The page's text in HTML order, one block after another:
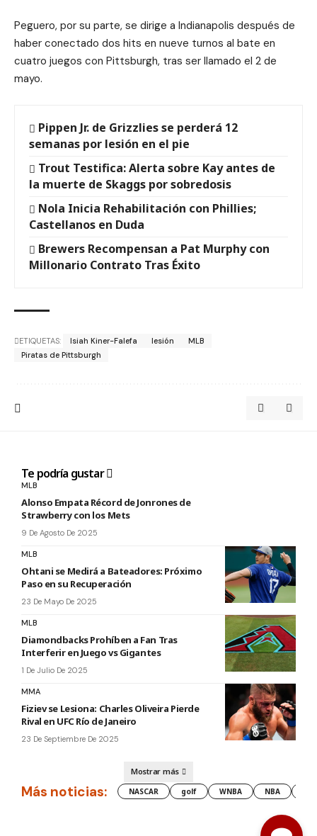
Peguero, por su parte, se dirige a Indianapolis después de
haber conectado dos hits en nueve turnos al bate en
cuatro juegos con Pittsburgh, tras ser llamado el 2 de
mayo.
Pippen Jr. de Grizzlies se perderá 12
semanas por lesión en el pie
Trout Testifica: Alerta sobre Kay antes de
la muerte de Skaggs por sobredosis
Nola Inicia Rehabilitación con Phillies;
Castellanos en Duda
Brewers Recompensan a Pat Murphy con
Millonario Contrato Tras Éxito
ETIQUETAS: Isiah Kiner-Falefa lesión
MLB
Piratas de Pittsburgh
Te podría gustar
MLB
Alonso Empata Récord de Jonrones de
Strawberry con los Mets
9 De Agosto De 2025
MLB
Ohtani se Medirá a Bateadores: Próximo
Paso en su Recuperación
23 De Mayo De 2025
MLB
Diamondbacks Prohíben a Fan Tras
Interferir en Juego vs Gigantes
1 De Julio De 2025
MMA
Fiziev se Lesiona: Charles Oliveira Pierde
Rival en UFC Río de Janeiro
23 De Septiembre De 2025
Mostrar más
Más noticias: NASCAR golf WNBA NBA